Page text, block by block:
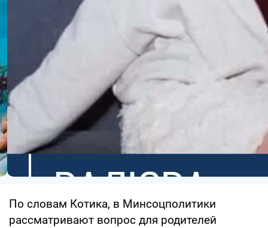
По словам Котика, в Минсоцполитики
рассматривают вопрос для родителей